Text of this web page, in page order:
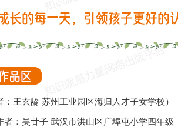
王玄龄 苏州工业园区海归人才子女学校）
者：吴廿子 武汉市洪山区广埠屯小学四年级